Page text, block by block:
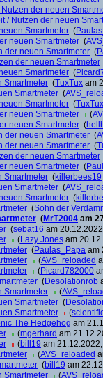
der neuen
/ Nutzen der neuen
Smartmeter (
neuen Smartmeter (
der neuen Smartmeter (
der neuen Smartmeter
Smartmeter (
Smartmeter (TuxTux am
Smartmeter (
Smartmeter (TuxTux
neuen Smartmeter
(
neuen Smartmeter (
der neuen Smartmeter (
der neuen Smartmeter (
der neuen Smartmeter
neuen Smartmeter (
Smartmeter (killerbees19
Smartmeter (
Smartmeter (
(Sohn der
(MrT2004 am
(sebat16 am
(Lazy Jones am
(Paulas_Papa am
(AVS_reloaded
(Picard782000
(Desolationrob
Smartmeter
(
Smartmeter (
Smartmeter
(
The Hedgehog am
(mgerhard am
(bill19 am
(AVS_reloaded
(bill19 am
Smartmeter
(